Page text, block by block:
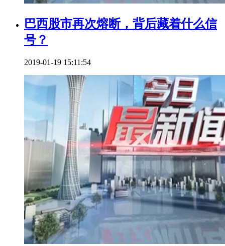
巴西股市再次熔断，背后藏着什么信
号？
2019-01-19 15:11:54